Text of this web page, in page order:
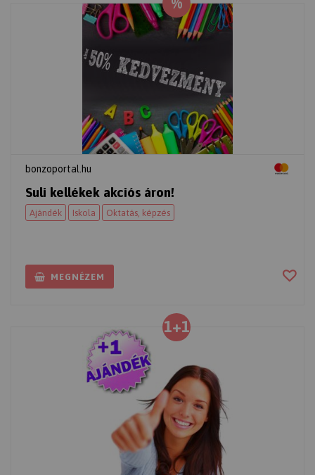
bonzoportal.hu
Suli kellékek akciós áron!
Ajándék Iskola Oktatás, képzés
MEGNÉZEM
1+1